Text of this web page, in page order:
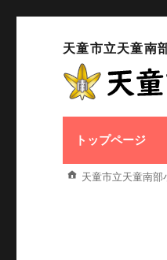
天童市立天童南
トップページ
天童市立天童南部